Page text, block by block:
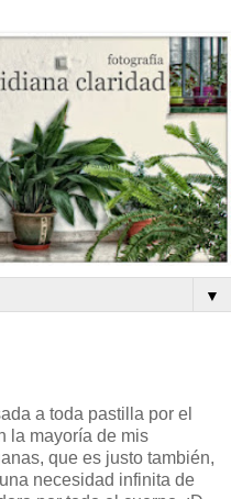
▼
a toda pastilla por el
la mayoría de mis
que es justo también,
necesidad infinita de